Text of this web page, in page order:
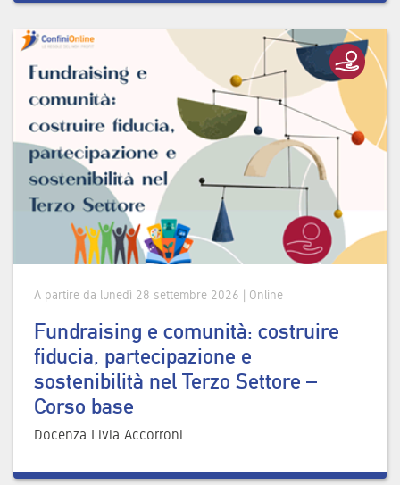
A partire da lunedì 28 settembre 2026 | Online
Fundraising e comunità: costruire
fiducia, partecipazione e
sostenibilità nel Terzo Settore –
Corso base
Docenza Livia Accorroni